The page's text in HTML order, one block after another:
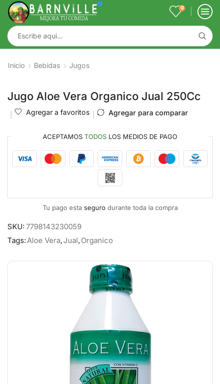
0
Inicio Bebidas Jugos
Jugo Aloe Vera Organico Jual 250Cc
Agregar a favoritos Agregar para comparar
ACEPTAMOS TODOS LOS MEDIOS DE PAGO
Tu pago esta segurodurante toda la compra
SKU: 7798143230059
Tags:Aloe Vera,Jual, Organico